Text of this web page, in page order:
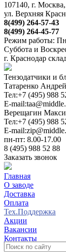
107140, г.
ул. Верхняя
8(499) 264-57-43
8(499) 264-45-77
Режим работы:
Суббота и
г. Краснодар
Тензодатчики и
Татаренко
Тел:+7 (495) 988
E-mail:
Верещагин
Тел:+7 (495) 988
E-mail:
пн-пт: 8.00-17.00
8 (495) 988 52 88
Заказать звонок
Главная
О заводе
Доставка
Оплата
Тех.Поддержка
Акции
Вакансии
Контакты
0